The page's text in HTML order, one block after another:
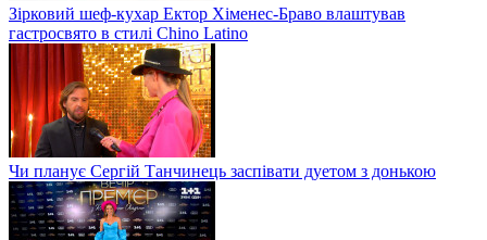
Зірковий шеф-кухар Ектор Хіменес-Браво влаштував
гастросвято в стилі Chino Latino
Чи планує Сергій Танчинець заспівати дуетом з донькою